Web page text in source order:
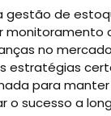
gestão de
monitoramento
no
estratégias
para
o sucesso a